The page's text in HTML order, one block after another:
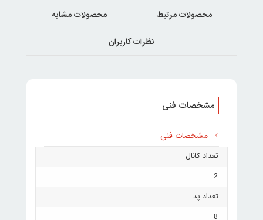
محصولات مرتبط محصولات مشابه
نظرات کاربران
مشخصات فنی
مشخصات فنی
تعداد کانال
2
تعداد پد
8